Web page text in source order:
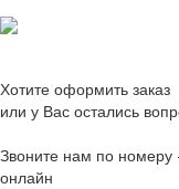
Хотите оформить заказ
или у Вас остались
Звоните нам по номеру
онлайн